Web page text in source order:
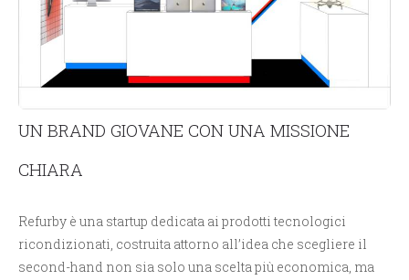
UN BRAND GIOVANE CON UNA MISSIONE
CHIARA
Refurby è una startup dedicata ai prodotti tecnologici
ricondizionati, costruita attorno all’idea che scegliere il
second-hand non sia solo una scelta più economica, ma